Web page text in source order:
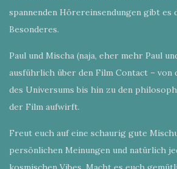
spannenden Hörereinsendungen gibt es
Besonderes.
Paul und Mischa (naja, eher mehr Paul
ausführlich über den Film Contact – von
des Universums bis hin zu den
der Film aufwirft.
Freut euch auf eine schaurig gute
persönlichen Meinungen und natürlich